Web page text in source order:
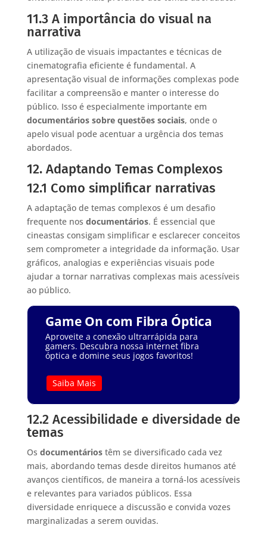
11.3 A importância do visual na
narrativa
A utilização de visuais impactantes e técnicas de
cinematografia eficiente é fundamental. A
apresentação visual de informações complexas pode
facilitar a compreensão e manter o interesse do
público. Isso é especialmente importante em
documentários sobre questões sociais, onde o
apelo visual pode acentuar a urgência dos temas
abordados.
12. Adaptando Temas Complexos
12.1 Como simplificar narrativas
A adaptação de temas complexos é um desafio
frequente nos documentários. É essencial que
cineastas consigam simplificar e esclarecer conceitos
sem comprometer a integridade da informação. Usar
gráficos, analogias e experiências visuais pode
ajudar a tornar narrativas complexas mais acessíveis
ao público.
Game On com Fibra Óptica
Aproveite a conexão ultrarrápida para
gamers. Descubra nossa internet fibra
óptica e domine seus jogos favoritos!
Saiba Mais
12.2 Acessibilidade e diversidade de
temas
Os documentáriostêm se diversificado cada vez
mais, abordando temas desde direitos humanos até
avanços científicos, de maneira a torná-los acessíveis
e relevantes para variados públicos. Essa
diversidade enriquece a discussão e convida vozes
marginalizadas a serem ouvidas.